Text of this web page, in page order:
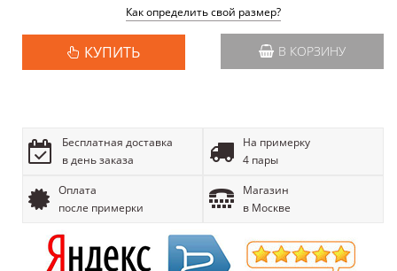
Как определить свой размер?
КУПИТЬ В КОРЗИНУ
Бесплатная доставка
в день заказа
На примерку
4 пары
Оплата
после примерки
Магазин
в Москве